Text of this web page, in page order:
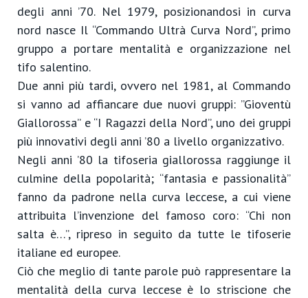
degli anni ’70. Nel 1979, posizionandosi in curva
nord nasce Il “Commando Ultrà Curva Nord”, primo
gruppo a portare mentalità e organizzazione nel
tifo salentino.
Due anni più tardi, ovvero nel 1981, al Commando
si vanno ad affiancare due nuovi gruppi: ”Gioventù
Giallorossa” e “I Ragazzi della Nord”, uno dei gruppi
più innovativi degli anni ’80 a livello organizzativo.
Negli anni ’80 la tifoseria giallorossa raggiunge il
culmine della popolarità; “fantasia e passionalità”
fanno da padrone nella curva leccese, a cui viene
attribuita l’invenzione del famoso coro: “Chi non
salta è…”, ripreso in seguito da tutte le tifoserie
italiane ed europee.
Ciò che meglio di tante parole può rappresentare la
mentalità della curva leccese è lo striscione che